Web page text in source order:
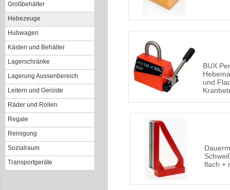
Großbehälter
Hebezeuge
Hubwagen
Kästen und Behälter
Lagerschränke
Lagerung Aussenbereich
Leitern und Gerüste
Räder und Rollen
Regale
Reinigung
Sozialraum
Transportgeräte
BUX
und
flach +